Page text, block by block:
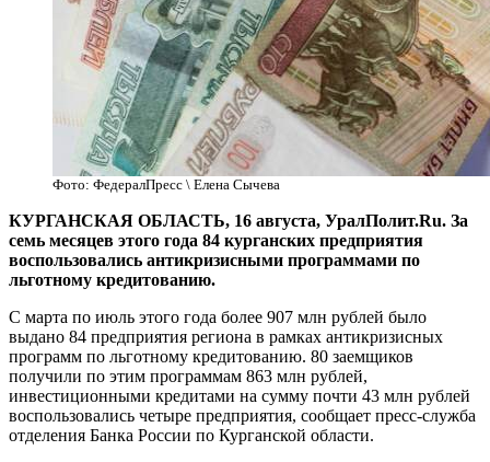
Фото: ФедералПресс \ Елена Сычева
КУРГАНСКАЯ ОБЛАСТЬ, 16 августа, УралПолит.Ru. За
семь месяцев этого года 84 курганских предприятия
воспользовались антикризисными программами по
льготному кредитованию.
С марта по июль этого года более 907 млн рублей было
выдано 84 предприятия региона в рамках антикризисных
программ по льготному кредитованию. 80 заемщиков
получили по этим программам 863 млн рублей,
инвестиционными кредитами на сумму почти 43 млн рублей
воспользовались четыре предприятия, сообщает пресс-служба
отделения Банка России по Курганской области.